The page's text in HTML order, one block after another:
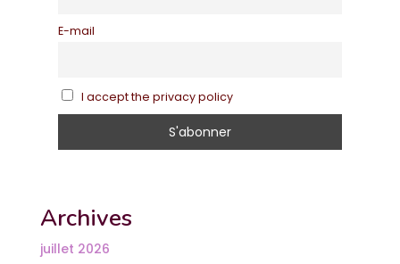
E-mail
I accept the privacy policy
Archives
juillet 2026